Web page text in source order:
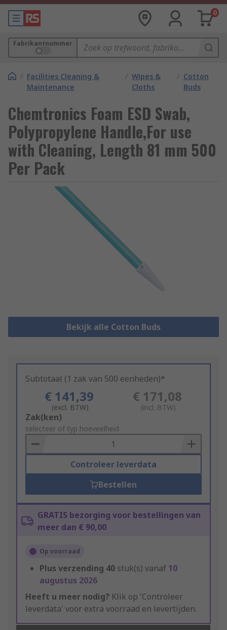
0
Fabrikantnummer
/ Facilities Cleaning &
Maintenance
/ Wipes &
Cloths
/ Cotton
Buds
Chemtronics Foam ESD Swab,
Polypropylene Handle,For use
with Cleaning, Length 81 mm 500
Per Pack
Bekijk alle Cotton Buds
Subtotaal (1 zak van 500 eenheden)*
€ 141,39
(excl. BTW)
€ 171,08
(incl. BTW)
Add
to
Basket
Zak(ken)
selecteer of typ hoeveelheid
Controleer leverdata
Bestellen
GRATIS bezorging voor bestellingen van
meer dan € 90,00
Op voorraad
Plus verzending 40 stuk(s) vanaf 10
augustus 2026
Heeft u meer nodig? Klik op 'Controleer
leverdata' voor extra voorraad en levertijden.